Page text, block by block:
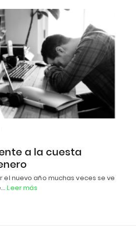
a la cuesta
el nuevo año muchas veces se ve
Leer más